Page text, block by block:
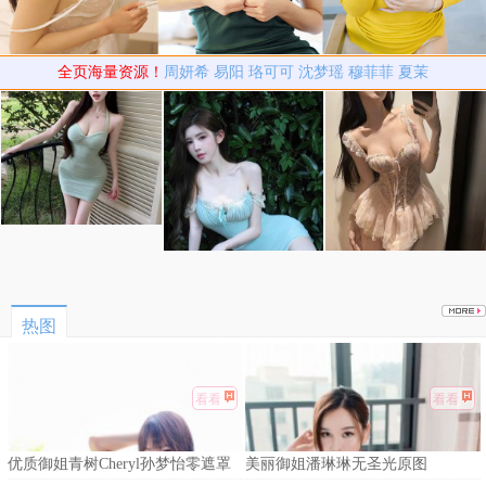
全页海量资源！ 周妍希 易阳 珞可可 沈梦瑶 穆菲菲 夏茉
热图
看看
优质御姐青树Cheryl孙梦怡零遮罩
看看
美丽御姐潘琳琳无圣光原图